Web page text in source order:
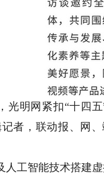
明网紧扣“十四五
者，联动报、网
工智能技术搭建虚